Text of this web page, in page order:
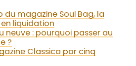
du magazine Soul Bag, la
liquidation
neuve : pourquoi passer au
?
Classica par cinq